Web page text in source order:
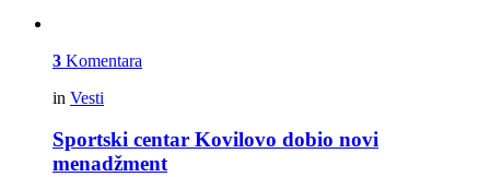
3 Komentara
in Vesti
Sportski centar Kovilovo dobio novi
menadžment